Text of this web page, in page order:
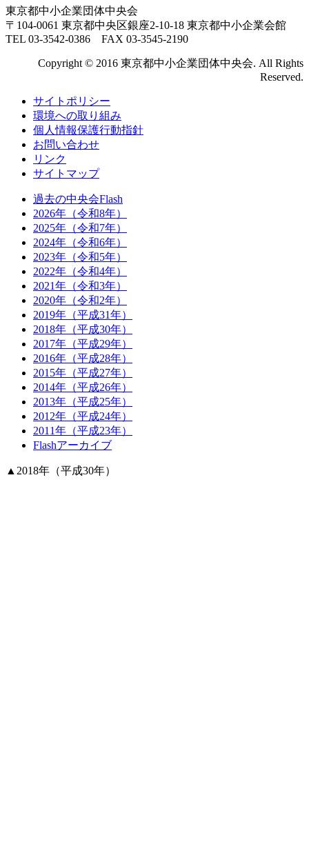
東京都中小企業団体中央会
〒104-0061 東京都中央区銀座2-10-18 東京都中小企業会館
TEL 03-3542-0386 FAX 03-3545-2190
Copyright © 2016 東京都中小企業団体中央会. All Rights
Reserved.
サイトポリシー
環境への取り組み
個人情報保護行動指針
お問い合わせ
リンク
サイトマップ
過去の中央会Flash
2026年（令和8年）
2025年（令和7年）
2024年（令和6年）
2023年（令和5年）
2022年（令和4年）
2021年（令和3年）
2020年（令和2年）
2019年（平成31年）
2018年（平成30年）
2017年（平成29年）
2016年（平成28年）
2015年（平成27年）
2014年（平成26年）
2013年（平成25年）
2012年（平成24年）
2011年（平成23年）
Flashアーカイブ
▲ 2018年（平成30年）